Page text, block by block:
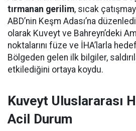
tırmanan gerilim, sıcak
ABD’nin Keşm Adası’na
olarak Kuveyt ve Bahreyn’deki
noktalarını füze ve İHA’larla hedef
Bölgeden gelen ilk bilgiler,
etkilediğini ortaya koydu.
Kuveyt Uluslararası
Acil Durum